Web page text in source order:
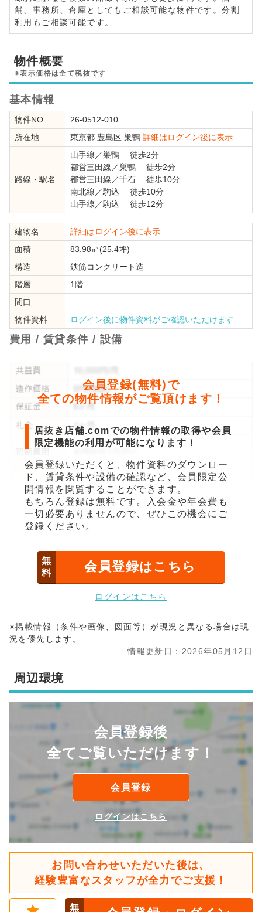
舗、事務所、倉庫としてもご相談可能な物件です。分割
利用もご相談可能です。
物件概要
※表示価格は全て税抜です
基本情報
物件NO
26-0512-010
所在地
東京都 豊島区 巣鴨 詳細はログイン後に表示
路線・駅名
山手線 ／巣鴨 徒歩2分
都営三田線 ／巣鴨 徒歩2分
都営三田線 ／千石 徒歩10分
南北線 ／駒込 徒歩10分
山手線 ／駒込 徒歩12分
建物名
詳細はログイン後に表示
面積
83.98㎡(25.4坪)
構造
鉄筋コンクリート造
階層
1階
間口
物件資料
ログイン後に物件資料がご確認いただけます
費用 / 賃貸条件 / 設備
会員登録(無料)で
全ての物件情報がご覧頂けます！
居抜き店舗.comでの物件情報の取得や会員
限定機能の利用が可能になります！
会員登録いただくと、物件資料のダウンロー
ド、賃貸条件や設備の確認など、会員限定公
開情報を閲覧することができます。
もちろん登録は無料です。入会金や年会費も
一切必要ありませんので、ぜひこの機会にご
登録ください。
無
料
会員登録はこちら
ログインはこちら
※掲載情報（条件や画像、図面等）が現況と異なる場合は現
況を優先します。
情報更新日：2026年05月12日
周辺環境
会員登録後
全てご覧いただけます！
会員登録
ログインはこちら
お問い合わせいただいた後は、
経験豊富なスタッフが全力でご支援！
無